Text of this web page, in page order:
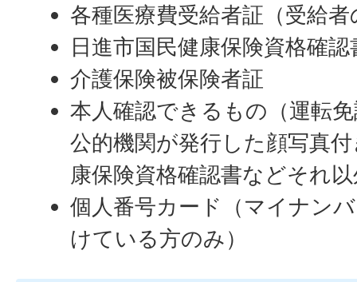
各種医療費受給者証（受給
日進市国民健康保険資格確
介護保険被保険者証
本人確認できるもの（運転
公的機関が発行した顔写真
康保険資格確認書などそれ
個人番号カード（マイナン
けている方のみ）